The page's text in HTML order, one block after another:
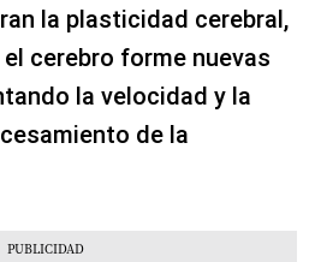
la plasticidad cerebral,
cerebro forme nuevas
la velocidad y la
de la